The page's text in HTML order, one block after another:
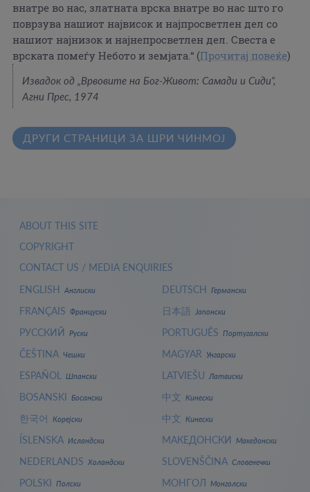
внатре во нас, златната врска внатре во нас што го
поврзува нашиот највисок и најпросветлен дел со
нашиот најнизок и најнепросветлен дел. Свеста е
врската помеѓу Небото и земјата.“ (Прочитај повеќе)
Извадок од „Врвовите на Бог-Живот: Самади и Сиди“,
Агни Прес, 1974
ДРУГИ СТРАНИЦИ ЗА ШРИ ЧИНМОЈ
ABOUT THIS SITE
COPYRIGHT
CONTACT US / MEDIA ENQUIRIES
ENGLISH Англиски
FRANÇAIS Француски
РУССКИЙ Руски
ČEŠTINA Чешки
ESPAÑOL Шпански
BOSANSKI Босански
한국어 Корејски
ÍSLENSKA Исландски
NEDERLANDS Холандски
POLSKI Полски
DEUTSCH Германски
日本語 Јапонски
PORTUGUÊS Португалски
MAGYAR Унгарски
LATVIEŠU Латвиски
中文 Кинески
中文 Кинески
МАКЕДОНСКИ Македонски
SLOVENŠČINA Словенечки
МОНГОЛ Монголски